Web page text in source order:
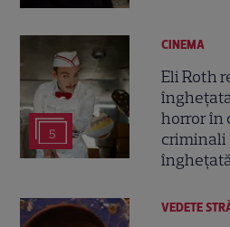
5
CINEMA
Eli Roth
horror în
criminali
VEDETE